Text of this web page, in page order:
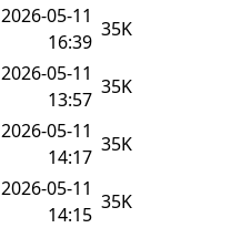
2026-05-11
16:39
35K
2026-05-11
13:57
35K
2026-05-11
14:17
35K
2026-05-11
14:15
35K